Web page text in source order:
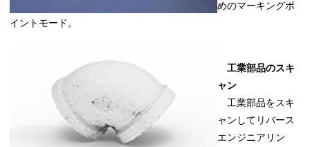
めのマーキングポ
イントモード。
工業部品のスキ
ャン
工業部品をスキ
ャンしてリバース
エンジニアリン